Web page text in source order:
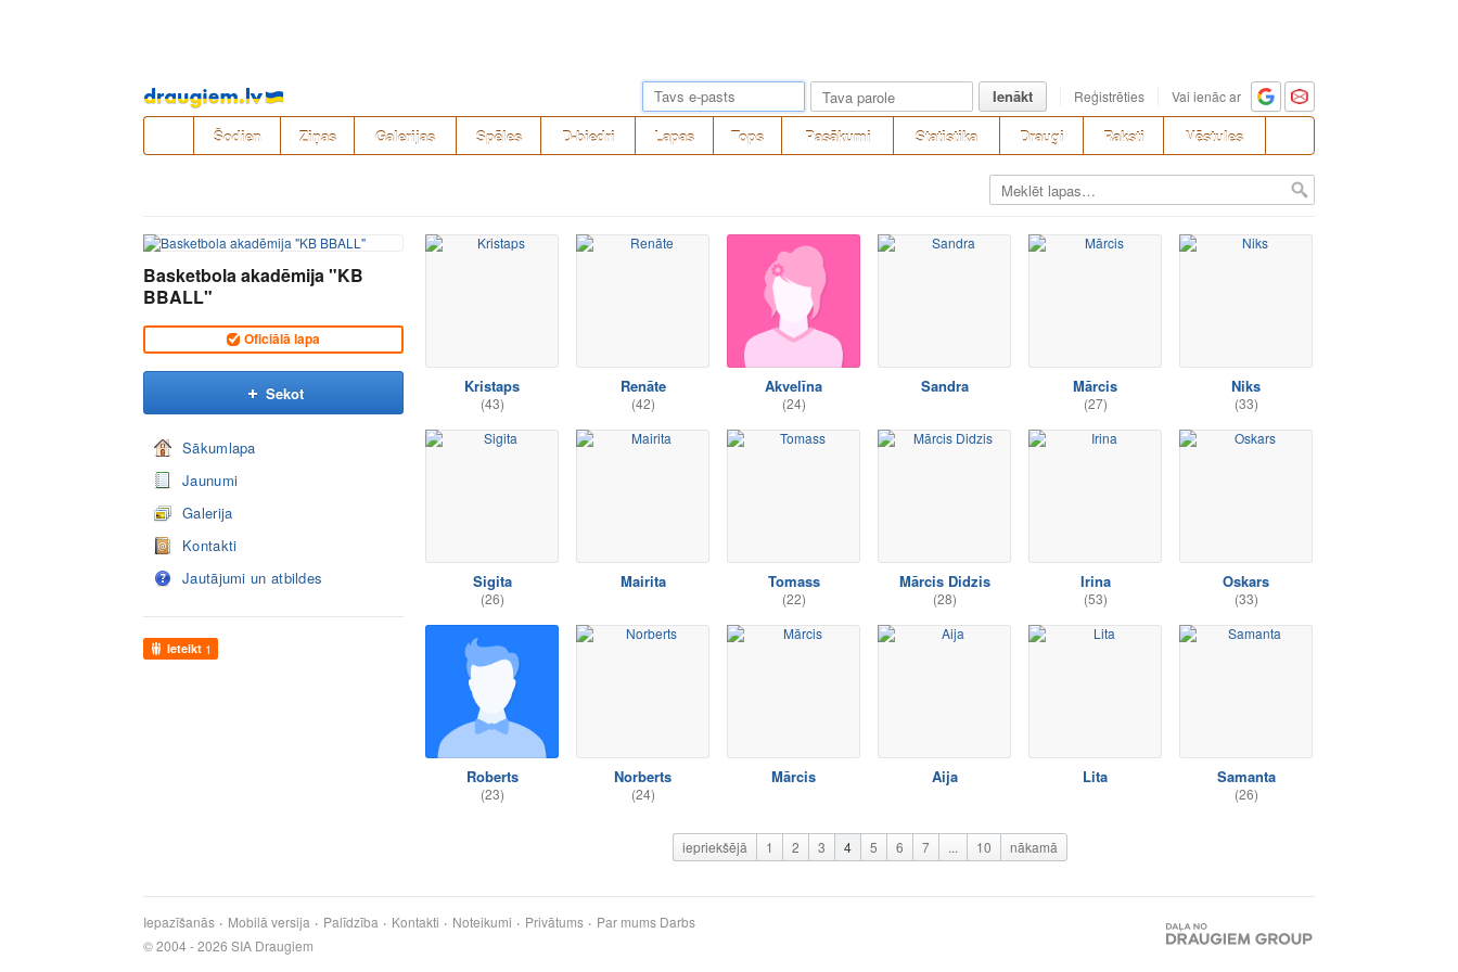
Pāriet
uz
saturu
Ienākt Reģistrēties Vai ienāc ar
Šodien Ziņas Galerijas Spēles D-biedri Lapas Tops Pasākumi Statistika Draugi Raksti Vēstules
Basketbola akadēmija "KB
BBALL"
Oficiālā lapa
Sekot
Sākumlapa
Jaunumi
Galerija
Kontakti
Jautājumi un atbildes
Ieteikt 1
Kristaps
(43)
Renāte
(42)
Akvelīna
(24)
Sandra Mārcis
(27)
Niks
(33)
Sigita
(26)
Mairita Tomass
(22)
Mārcis Didzis
(28)
Irina
(53)
Oskars
(33)
Roberts
(23)
Norberts
(24)
Mārcis Aija Lita Samanta
(26)
iepriekšējā 1 2 3 4 5 6 7 ... 10 nākamā
Iepazīšanās Mobilā versija Palīdzība Kontakti Noteikumi Privātums Par mums Darbs
© 2004 - 2026 SIA Draugiem